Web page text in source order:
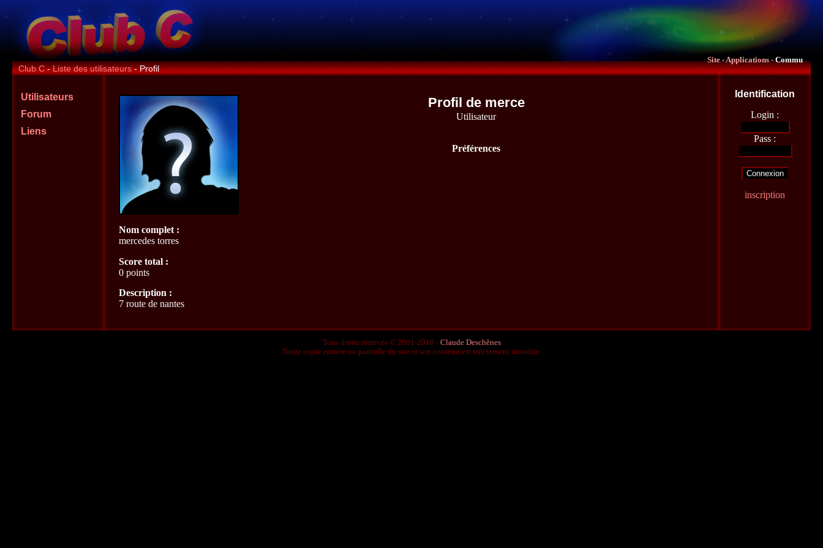
Club C-Liste des utilisateurs- Profil
Site-Applications-Commu
Utilisateurs
Forum
Liens
Nom complet :
mercedes torres
Score total :
0 points
Profil de merce
Utilisateur
Préférences
Description :
7 route de nantes
Identification
Login :
Pass :
inscription
Tous droits réservés © 2001-2010 - Claude Deschênes
Toute copie entière ou partielle du site et son contenu est strictement interdite.